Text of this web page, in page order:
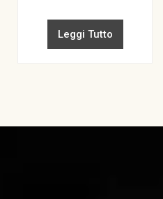
Leggi Tutto